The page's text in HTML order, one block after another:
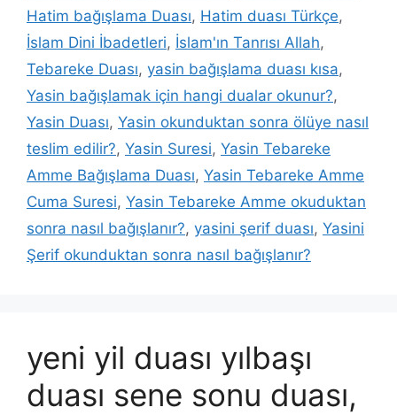
Hatim bağışlama Duası, Hatim duası Türkçe,
İslam Dini İbadetleri, İslam'ın Tanrısı Allah,
Tebareke Duası, yasin bağışlama duası kısa,
Yasin bağışlamak için hangi dualar okunur?,
Yasin Duası, Yasin okunduktan sonra ölüye nasıl
teslim edilir?, Yasin Suresi, Yasin Tebareke
Amme Bağışlama Duası, Yasin Tebareke Amme
Cuma Suresi, Yasin Tebareke Amme okuduktan
sonra nasıl bağışlanır?, yasini şerif duası, Yasini
Şerif okunduktan sonra nasıl bağışlanır?
yeni yil duası yılbaşı
duası sene sonu duası,